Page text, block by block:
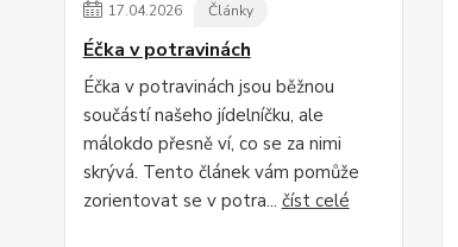
17.04.2026 Články
Éčka v potravinách
Éčka v potravinách jsou běžnou
součástí našeho jídelníčku, ale
málokdo přesně ví, co se za nimi
skrývá. Tento článek vám pomůže
zorientovat se v potra... číst celé